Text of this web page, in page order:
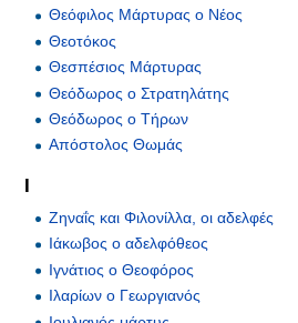
Θεόφιλος Μάρτυρας ο Νέος
Θεοτόκος
Θεσπέσιος Μάρτυρας
Θεόδωρος ο Στρατηλάτης
Θεόδωρος ο Τήρων
Απόστολος Θωμάς
Ι
Ζηναΐς και Φιλονίλλα, οι αδελφές
Ιάκωβος ο αδελφόθεος
Ιγνάτιος ο Θεοφόρος
Ιλαρίων ο Γεωργιανός